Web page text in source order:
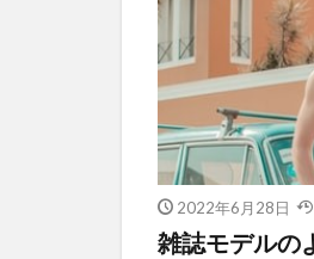
2022年6月28日
雑誌モデルの